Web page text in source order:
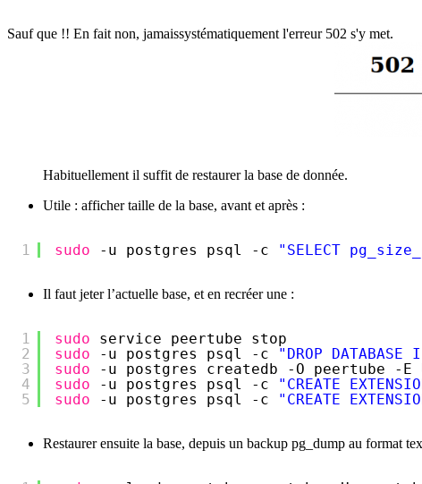
Sauf que !! En fait non, jamaissystématiquement l'erreur 502 s'y met.
Habituellement il suffit de restaurer la base de donnée.
Utile : afficher taille de la base, avant et après :
1 sudo -u postgres psql -c "SELECT
Il faut jeter l’actuelle base, et en recréer une :
1
2
3
4
5
sudo
service peertube stop
sudo
-u postgres psql -c
"DROP
sudo
-u postgres createdb -O peertube -E
sudo
-u postgres psql -c "CREATE
sudo
-u postgres psql -c "CREATE
Restaurer ensuite la base, depuis un backup pg_dump au format